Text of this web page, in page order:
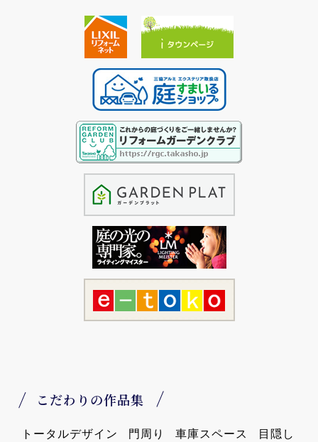
こだわりの作品集
トータルデザイン 門周り 車庫スペース
目隠し